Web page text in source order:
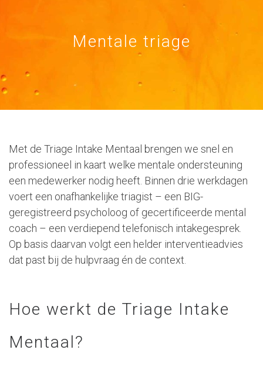
Mentale triage
Met de Triage Intake Mentaal brengen we snel en
professioneel in kaart welke mentale ondersteuning
een medewerker nodig heeft. Binnen drie werkdagen
voert een onafhankelijke triagist – een BIG-
geregistreerd psycholoog of gecertificeerde mental
coach – een verdiepend telefonisch intakegesprek.
Op basis daarvan volgt een helder interventieadvies
dat past bij de hulpvraag én de context.
Hoe werkt de Triage Intake
Mentaal?